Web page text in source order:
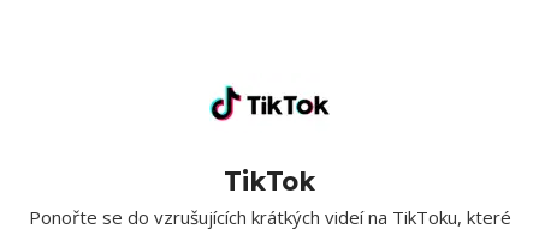
TikTok
Ponořte se do vzrušujících krátkých videí na TikToku, které